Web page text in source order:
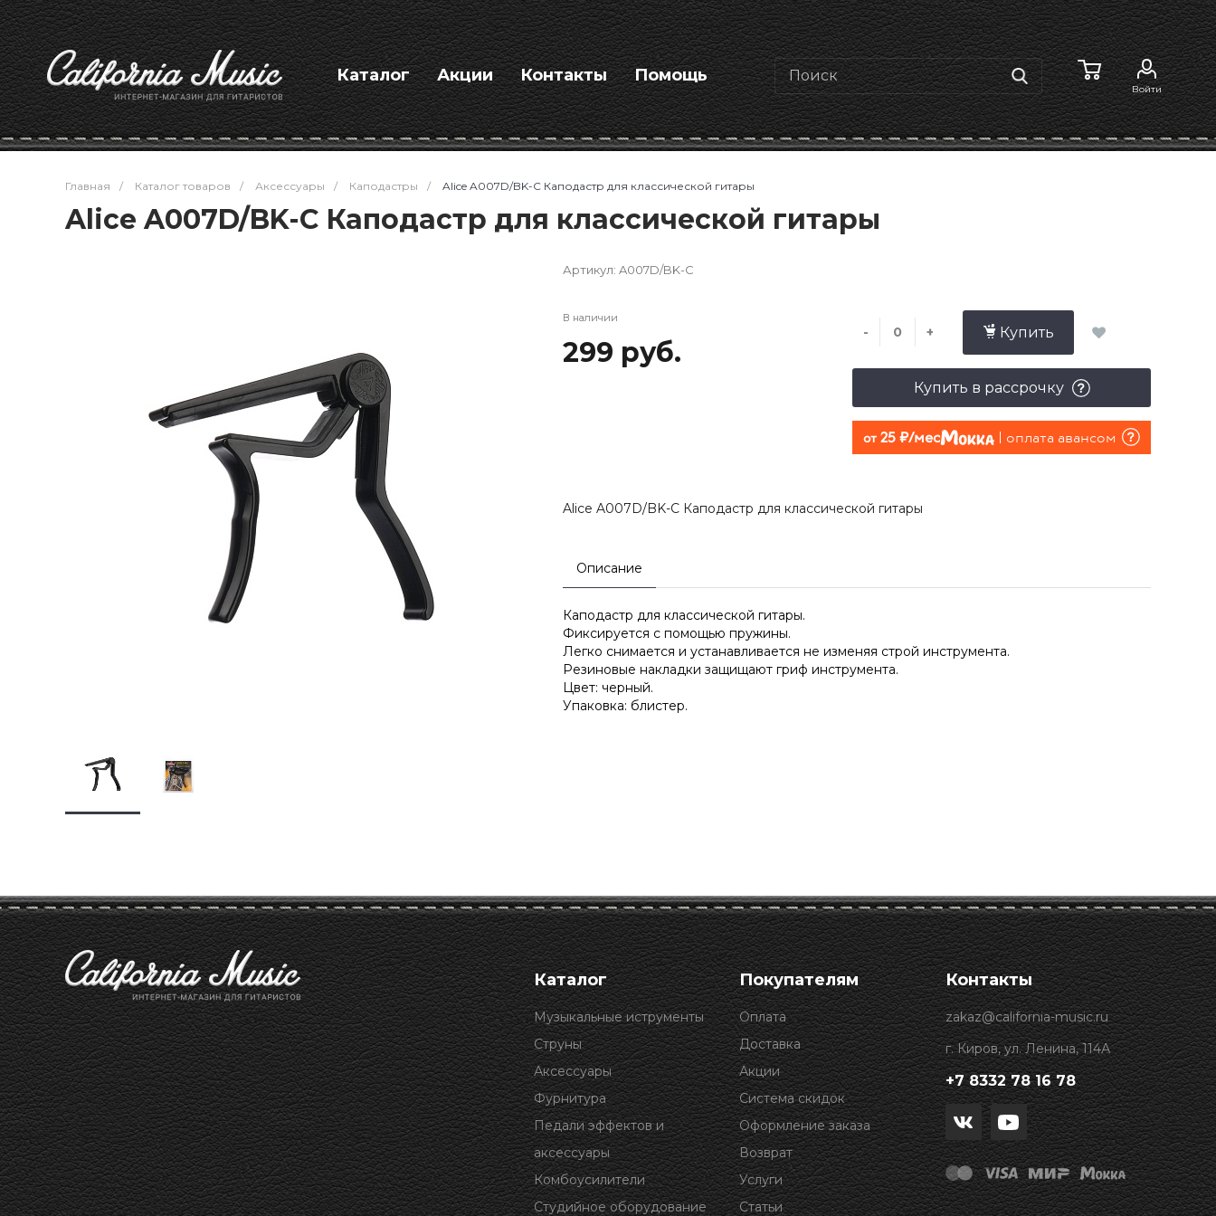
Каталог Акции Контакты Помощь
Войти
Главная / Каталог товаров / Аксессуары / Каподастры / Alice A007D/BK-C Каподастр для классической гитары
Alice A007D/BK-C Каподастр для классической гитары
Артикул: A007D/BK-C
В наличии
299 руб.
- + Купить
Купить в рассрочку
от 25 руб./мес оплата авансом
Alice A007D/BK-C Каподастр для классической гитары
Описание
Каподастр для классической гитары.
Фиксируется с помощью пружины.
Легко снимается и устанавливается не изменяя строй инструмента.
Резиновые накладки защищают гриф инструмента.
Цвет: черный.
Упаковка: блистер.
Каталог
Музыкальные иструменты
Струны
Аксессуары
Фурнитура
Педали эффектов и
аксессуары
Комбоусилители
Студийное оборудование
Покупателям
Оплата
Доставка
Акции
Система скидок
Оформление заказа
Возврат
Услуги
Статьи
Контакты
zakaz@california-music.ru
г. Киров, ул. Ленина, 114А
+7 8332 78 16 78